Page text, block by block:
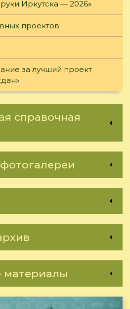
Иркутска — 2026»
проектов
за лучший проект
справочная
материалы